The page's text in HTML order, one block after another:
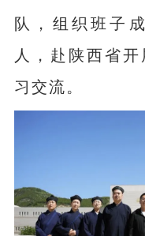
队，组织班子
人，赴陕西省
习交流。